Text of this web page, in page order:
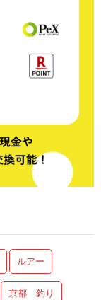
ルアー
京都 釣り